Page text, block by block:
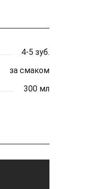
4-5 зуб.
за смаком
300 мл